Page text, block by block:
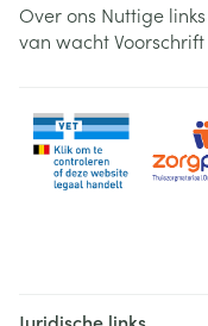
Over ons Nuttige links
van wachtVoorschrift